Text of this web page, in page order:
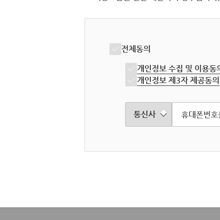
전체동의
개인정보 수집 및 이용동
개인정보 제3자 제공동의